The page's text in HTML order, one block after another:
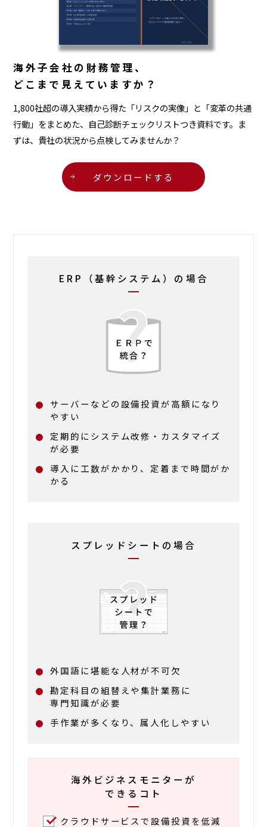
海外子会社の財務管理、
どこまで見えていますか？
1,800社超の導入実績から得た「リスクの実像」と「変革の共通
行動」をまとめた、自己診断チェックリストつき資料です。ま
ずは、貴社の状況から点検してみませんか？
ダウンロードする
ERP（基幹システム）の場合
サーバーなどの設備投資が高額になり
やすい
定期的にシステム改修・カスタマイズ
が必要
導入に工数がかかり、定着まで時間がか
かる
スプレッドシートの場合
外国語に堪能な人材が不可欠
勘定科目の組替えや集計業務に
専門知識が必要
手作業が多くなり、属人化しやすい
海外ビジネスモニター が
できるコト
クラウドサービスで設備投資を低減